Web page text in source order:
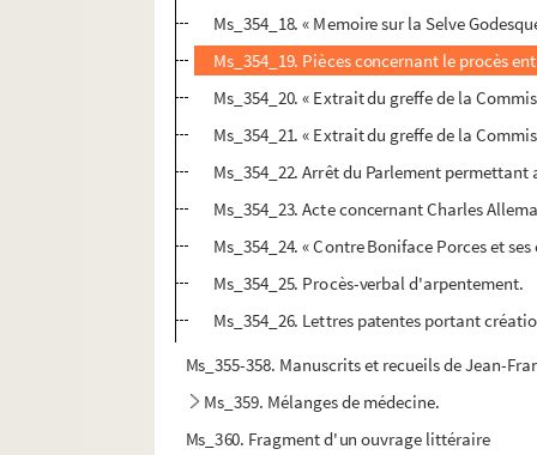
Ms_354_18. « Memoire sur la Selve
Ms_354_19. Pièces concernant le procès
Ms_354_20. « Extrait du greffe de la
Ms_354_21. « Extrait du greffe de la
Ms_354_22. Arrêt du Parlement
Ms_354_23. Acte concernant Charles
Ms_354_24. « Contre Boniface Porces et
Ms_354_25. Procès-verbal d'arpentement.
Ms_354_26. Lettres patentes portant
Ms_355-358. Manuscrits et recueils de Jean-
Ms_359. Mélanges de médecine.
Ms_360. Fragment d'un ouvrage littéraire